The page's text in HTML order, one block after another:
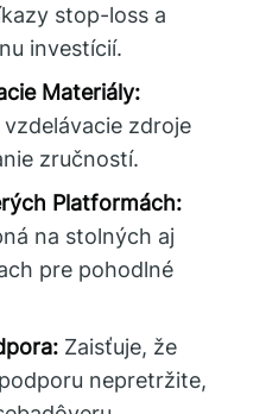
stop-loss a
investícií.
Materiály:
zdroje
zručností.
Platformách:
na stolných aj
pre pohodlné
Zaisťuje, že
nepretržite,